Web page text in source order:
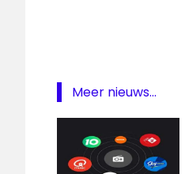
Meer nieuws...